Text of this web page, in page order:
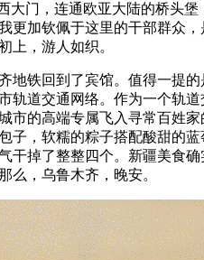
大门，连通欧亚大陆的桥头
更加钦佩于这里的干部群众
上，游人如织。
地铁回到了宾馆。值得一提的
轨道交通网络。作为一个轨
市的高端专属飞入寻常百姓
子，软糯的粽子搭配酸甜的
干掉了整整四个。新疆美食
么，乌鲁木齐，晚安。